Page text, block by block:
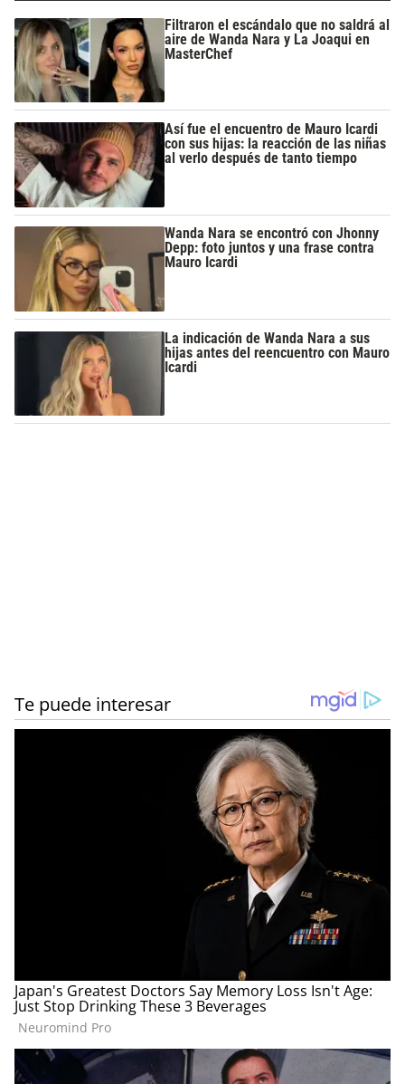
Filtraron el escándalo que no saldrá al
aire de Wanda Nara y La Joaqui en
MasterChef
Así fue el encuentro de Mauro Icardi
con sus hijas: la reacción de las niñas
al verlo después de tanto tiempo
Wanda Nara se encontró con Jhonny
Depp: foto juntos y una frase contra
Mauro Icardi
La indicación de Wanda Nara a sus
hijas antes del reencuentro con Mauro
Icardi